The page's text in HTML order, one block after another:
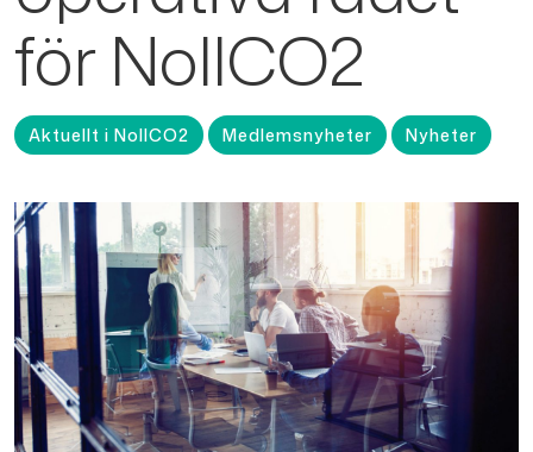
för NollCO2
Aktuellt i NollCO2 Medlemsnyheter Nyheter